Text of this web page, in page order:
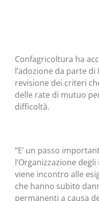
Con­fa­gri­col­tu­ra ha
l’adozione da par­te
revi­sio­ne dei cri­te­ri
del­le rate di mutuo
difficoltà.
“E’ un pas­so
l’Organizzazione
vie­ne incon­tro alle
che han­no subi­to
per­ma­nen­ti a cau­sa